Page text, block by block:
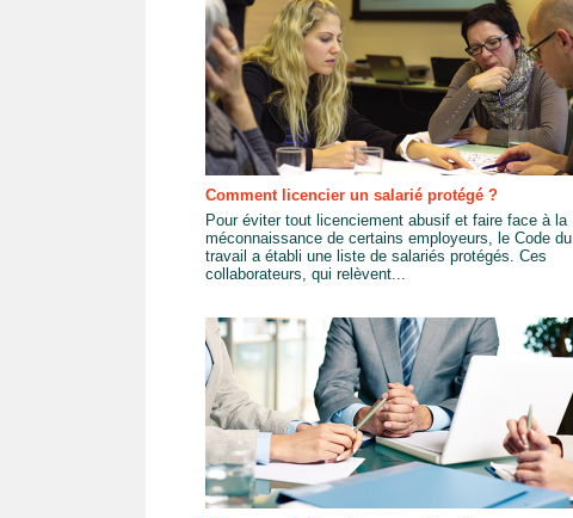
Comment licencier un salarié protégé ?
Pour éviter tout licenciement abusif et faire face à la
méconnaissance de certains employeurs, le Code du
travail a établi une liste de salariés protégés. Ces
collaborateurs, qui relèvent...